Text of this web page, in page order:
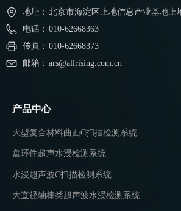
地址： 北京市海淀区上地信息产业基地上
电话： 010-62668363
传真： 010-62668373
邮箱： ars@allrising.com.cn
产品中心
大型复合材料曲面C扫描检测系统
盘环件超声水浸检测系统
水浸超声波C扫描检测系统
大直径轴棒类超声波水浸检测系统